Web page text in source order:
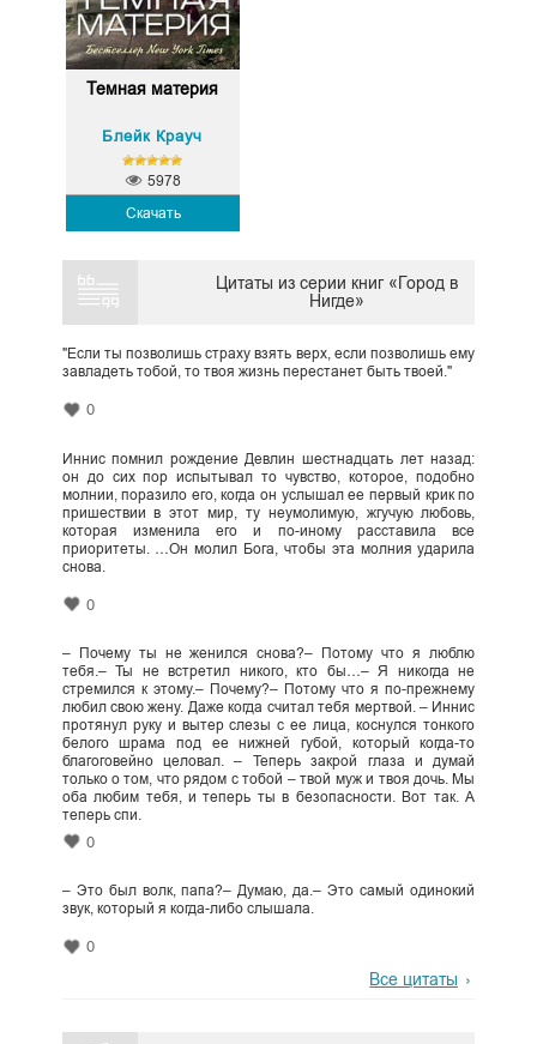
Темная материя
Блейк Крауч
Скачать
5978
Цитаты из серии книг «Город в
Нигде»
"Если ты позволишь страху взять верх, если позволишь ему
завладеть тобой, то твоя жизнь перестанет быть твоей."
0
Иннис помнил рождение Девлин шестнадцать лет назад:
он до сих пор испытывал то чувство, которое, подобно
молнии, поразило его, когда он услышал ее первый крик по
пришествии в этот мир, ту неумолимую, жгучую любовь,
которая изменила его и по-иному расставила все
приоритеты. …Он молил Бога, чтобы эта молния ударила
снова.
0
– Почему ты не женился снова?– Потому что я люблю
тебя.– Ты не встретил никого, кто бы…– Я никогда не
стремился к этому.– Почему?– Потому что я по-прежнему
любил свою жену. Даже когда считал тебя мертвой. – Иннис
протянул руку и вытер слезы с ее лица, коснулся тонкого
белого шрама под ее нижней губой, который когда-то
благоговейно целовал. – Теперь закрой глаза и думай
только о том, что рядом с тобой – твой муж и твоя дочь. Мы
оба любим тебя, и теперь ты в безопасности. Вот так. А
теперь спи.
0
– Это был волк, папа?– Думаю, да.– Это самый одинокий
звук, который я когда-либо слышала.
0
Все цитаты